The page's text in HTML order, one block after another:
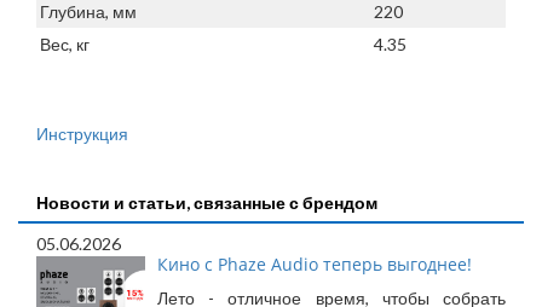
Глубина, мм
220
Вес, кг
4.35
Инструкция
Новости и статьи, связанные с брендом
05.06.2026
Кино с Phaze Audio теперь выгоднее!
Лето - отличное время, чтобы собрать